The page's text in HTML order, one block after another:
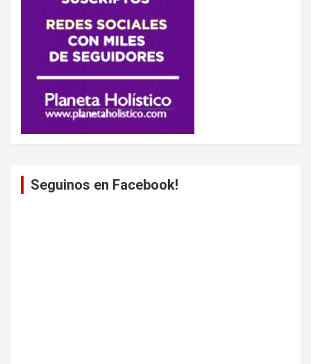
Seguinos en Facebook!